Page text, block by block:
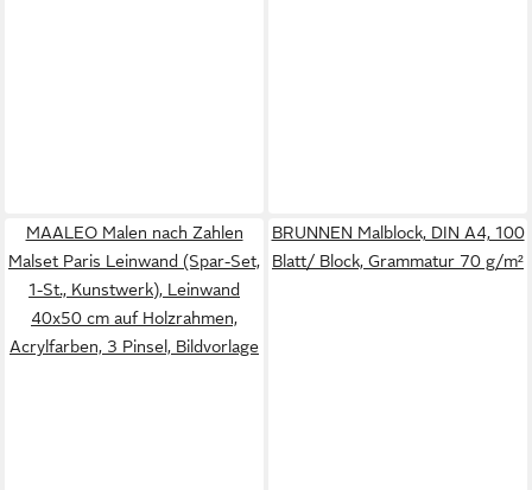
MAALEO Malen nach Zahlen
Malset Paris Leinwand (Spar-Set,
1-St., Kunstwerk), Leinwand
40x50 cm auf Holzrahmen,
Acrylfarben, 3 Pinsel, Bildvorlage
BRUNNEN Malblock, DIN A4, 100
Blatt/ Block, Grammatur 70 g/m²